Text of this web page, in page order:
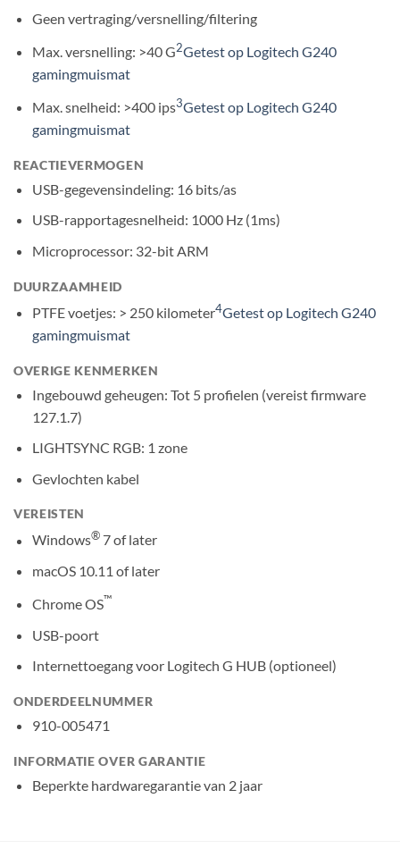
Geen vertraging/versnelling/filtering
Max. versnelling: >40 G2Getest op Logitech G240
gamingmuismat
Max. snelheid: >400 ips3Getest op Logitech G240
gamingmuismat
REACTIEVERMOGEN
USB-gegevensindeling: 16 bits/as
USB-rapportagesnelheid: 1000 Hz (1ms)
Microprocessor: 32-bit ARM
DUURZAAMHEID
PTFE voetjes: > 250 kilometer4Getest op Logitech G240
gamingmuismat
OVERIGE KENMERKEN
Ingebouwd geheugen: Tot 5 profielen (vereist firmware
127.1.7)
LIGHTSYNC RGB: 1 zone
Gevlochten kabel
VEREISTEN
Windows®7 of later
macOS 10.11 of later
Chrome OS™
USB-poort
Internettoegang voor Logitech G HUB (optioneel)
ONDERDEELNUMMER
910-005471
INFORMATIE OVER GARANTIE
Beperkte hardwaregarantie van 2 jaar